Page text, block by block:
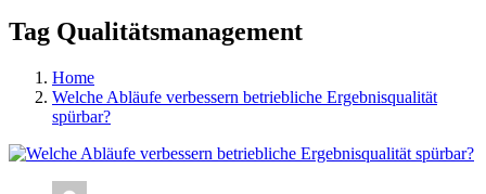
Tag Qualitätsmanagement
Home
Welche Abläufe verbessern betriebliche Ergebnisqualität
spürbar?